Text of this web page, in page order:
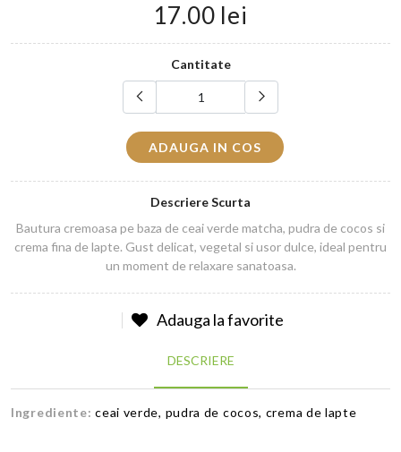
17.00 lei
Cantitate
ADAUGA IN COS
Descriere Scurta
Bautura cremoasa pe baza de ceai verde matcha, pudra de cocos si
crema fina de lapte. Gust delicat, vegetal si usor dulce, ideal pentru
un moment de relaxare sanatoasa.
Adauga la favorite
DESCRIERE
Ingrediente: ceai verde, pudra de cocos, crema de lapte